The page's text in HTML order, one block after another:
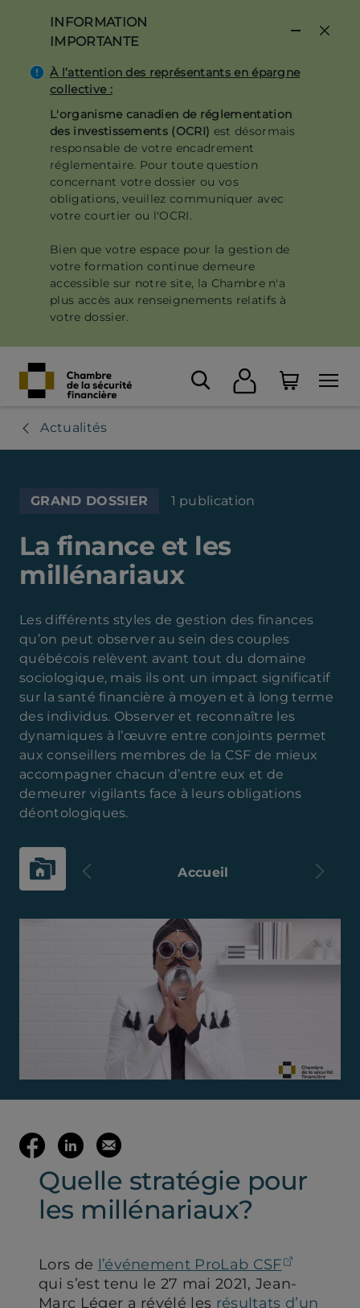
contenu
principal
INFORMATION
IMPORTANTE
À l’attention des représentants en épargne
collective :
L'organisme canadien de réglementation
des investissements (OCRI) est désormais
responsable de votre encadrement
réglementaire. Pour toute question
concernant votre dossier ou vos
obligations, veuillez communiquer avec
votre courtier ou l'OCRI.
Bien que votre espace pour la gestion de
votre formation continue demeure
accessible sur notre site, la Chambre n'a
plus accès aux renseignements relatifs à
votre dossier.
Actualités
GRAND DOSSIER 1 publication
La finance et les
millénariaux
Les différents styles de gestion des finances
qu’on peut observer au sein des couples
québécois relèvent avant tout du domaine
sociologique, mais ils ont un impact significatif
sur la santé financière à moyen et à long terme
des individus. Observer et reconnaître les
dynamiques à l’œuvre entre conjoints permet
aux conseillers membres de la CSF de mieux
accompagner chacun d’entre eux et de
demeurer vigilants face à leurs obligations
déontologiques.
Accueil
Partager
sur
Facebook
(ouvre
Partager
sur
LinkedIn
(ouvre
Envoyer
cette
page
par
(ouvre votre
Quelle stratégie pour
les millénariaux?
Lors de l’événement ProLab CSF
qui s’est tenu le 27 mai 2021, Jean-
Marc Léger a révélé les résultats d’un